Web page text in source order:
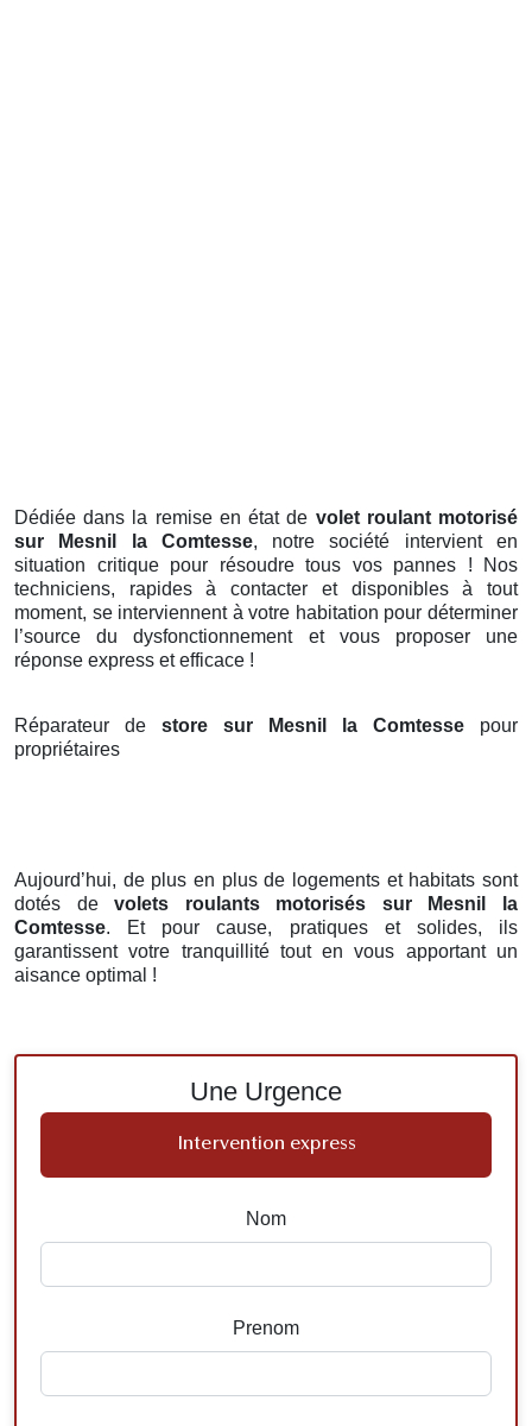
Dédiée dans la remise en état de volet roulant motorisé
sur Mesnil la Comtesse, notre société intervient en
situation critique pour résoudre tous vos pannes ! Nos
techniciens, rapides à contacter et disponibles à tout
moment, se interviennent à votre habitation pour déterminer
l’source du dysfonctionnement et vous proposer une
réponse express et efficace !
Réparateur de store sur Mesnil la Comtesse pour
propriétaires
Aujourd’hui, de plus en plus de logements et habitats sont
dotés devolets roulants motorisés
sur Mesnil la
Comtesse. Et pour cause, pratiques et solides, ils
garantissent votre tranquillité tout en vous apportant un
aisance optimal !
Une Urgence
Intervention express
Nom
Prenom